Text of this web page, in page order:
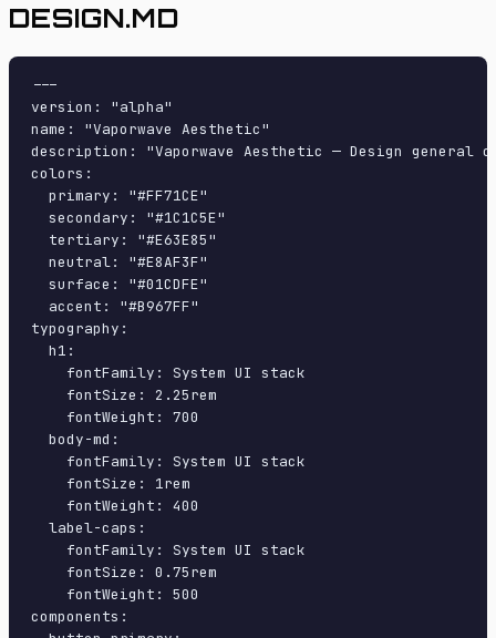
DESIGN.MD
---
version: "alpha"
name: "Vaporwave Aesthetic"
description: "Vaporwave Aesthetic — Design general
colors:
  primary: "#FF71CE"
  secondary: "#1C1C5E"
  tertiary: "#E63E85"
  neutral: "#E8AF3F"
  surface: "#01CDFE"
  accent: "#B967FF"
typography:
  h1:
    fontFamily: System UI stack
    fontSize: 2.25rem
    fontWeight: 700
  body-md:
    fontFamily: System UI stack
    fontSize: 1rem
    fontWeight: 400
  label-caps:
    fontFamily: System UI stack
    fontSize: 0.75rem
    fontWeight: 500
components: